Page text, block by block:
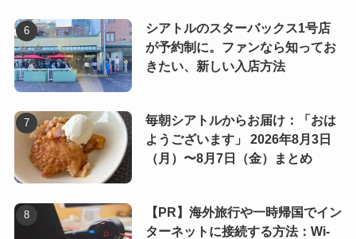
シアトルのスターバックス1号店
が予約制に。ファンなら知ってお
きたい、新しい入店方法
毎朝シアトルからお届け：「おは
ようございます」 2026年8月3日
（月）〜8月7日（金）まとめ
【PR】海外旅行や一時帰国でイン
ターネットに接続する方法：Wi-